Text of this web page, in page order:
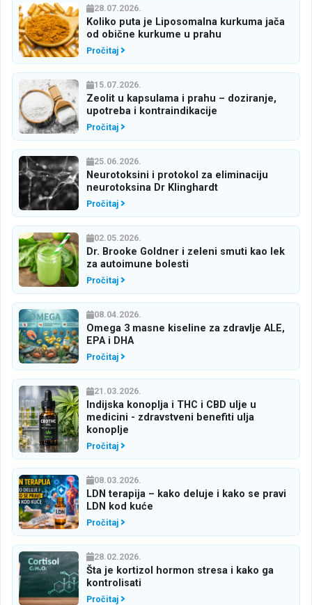
28.07.2026.
Koliko puta je Liposomalna kurkuma jača
od obične kurkume u prahu
Pročitaj
15.07.2026.
Zeolit u kapsulama i prahu – doziranje,
upotreba i kontraindikacije
Pročitaj
25.06.2026.
Neurotoksini i protokol za eliminaciju
neurotoksina Dr Klinghardt
Pročitaj
02.05.2026.
Dr. Brooke Goldner i zeleni smuti kao lek
za autoimune bolesti
Pročitaj
08.04.2026.
Omega 3 masne kiseline za zdravlje ALE,
EPA i DHA
Pročitaj
21.03.2026.
Indijska konoplja i THC i CBD ulje u
medicini - zdravstveni benefiti ulja
konoplje
Pročitaj
08.03.2026.
LDN terapija – kako deluje i kako se pravi
LDN kod kuće
Pročitaj
28.02.2026.
Šta je kortizol hormon stresa i kako ga
kontrolisati
Pročitaj